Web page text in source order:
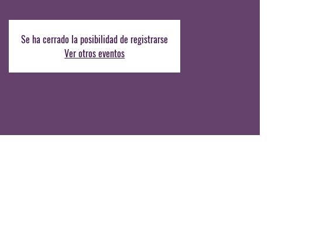
Se ha cerrado la posibilidad de registrarse
Ver otros eventos